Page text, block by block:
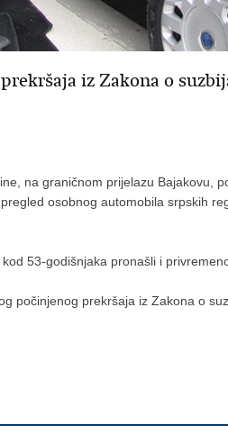
iz Zakona o
na graničnom prijelazu Bajakovu,
osobnog automobila srpskih
53-godišnjaka pronašli i
počinjenog prekršaja iz Zakona o